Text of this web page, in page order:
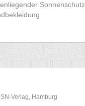
Sonnenschutz
Verlag, Hamburg